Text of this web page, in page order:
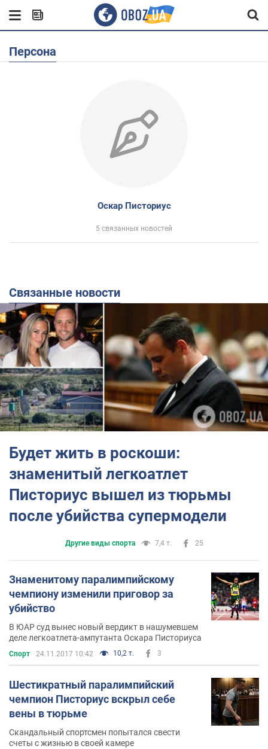
Персона
Оскар Писториус
5 связанных новостей
Связанные новости
Будет жить в роскоши:
знаменитый легкоатлет
Писториус вышел из тюрьмы
после убийства супермодели
Другие виды спорта 7,4 т. 25
Знаменитому паралимпийскому
чемпиону изменили приговор за
убийство
В ЮАР суд вынес новый вердикт в нашумевшем
деле легкоатлета-ампутанта Оскара Писториуса
Спорт 24.11.2017 10:42 10,2 т. 3
Шестикратный паралимпийский
чемпион Писториус вскрыл себе
вены в тюрьме
Скандальный спортсмен попытался свести
счеты с жизнью в своей камере